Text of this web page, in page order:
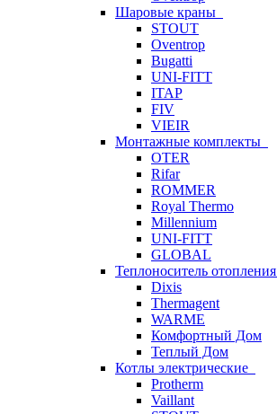
Шаровые краны
STOUT
Oventrop
Bugatti
UNI-FITT
ITAP
FIV
VIEIR
Монтажные комплекты
OTER
Rifar
ROMMER
Royal Thermo
Millennium
UNI-FITT
GLOBAL
Теплоноситель отопления
Dixis
Thermagent
WARME
Комфортный Дом
Теплый Дом
Котлы электрические
Protherm
Vaillant